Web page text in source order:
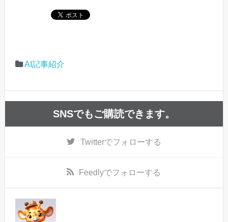
AI記事紹介
SNSでもご購読できます。
Twitterでフォローする
Feedlyでフォローする